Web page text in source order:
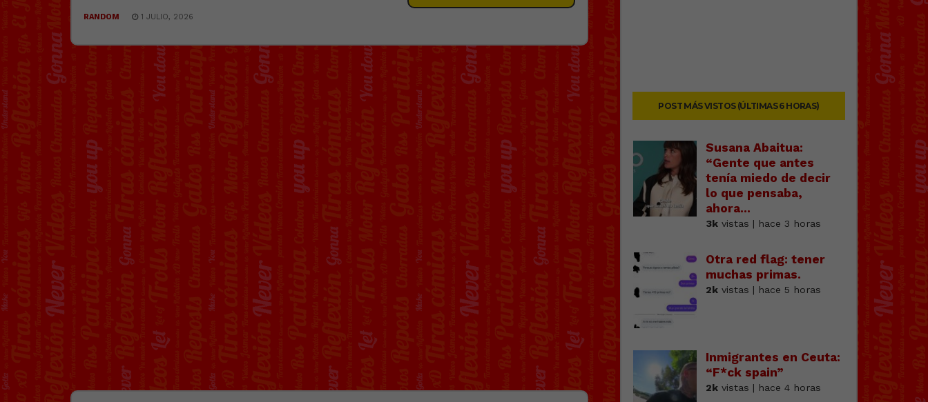
RANDOM 1 JULIO, 2026
POST MÁS VISTOS (ÚLTIMAS 6 HORAS)
Susana Abaitua:
“Gente que antes
tenía miedo de decir
lo que pensaba,
ahora...
3kvistas | hace 3 horas
Otra red flag: tener
muchas primas.
2kvistas | hace 5 horas
Inmigrantes en Ceuta:
“F*ck spain”
2kvistas | hace 4 horas